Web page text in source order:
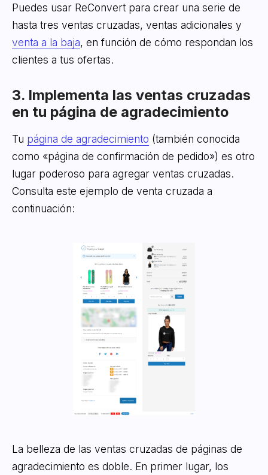
Puedes usar ReConvert para crear una serie de
hasta tres ventas cruzadas, ventas adicionales y
venta a la baja, en función de cómo respondan los
clientes a tus ofertas.
3. Implementa las ventas cruzadas
en tu página de agradecimiento
Tu página de agradecimiento (también conocida
como «página de confirmación de pedido») es otro
lugar poderoso para agregar ventas cruzadas.
Consulta este ejemplo de venta cruzada a
continuación:
La belleza de las ventas cruzadas de páginas de
agradecimiento es doble. En primer lugar, los